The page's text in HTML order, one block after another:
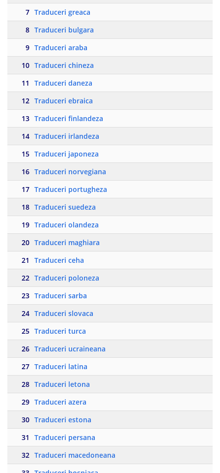
7 Traduceri greaca
8 Traduceri bulgara
9 Traduceri araba
10 Traduceri chineza
11
Traduceri daneza
12 Traduceri ebraica
13 Traduceri finlandeza
14 Traduceri irlandeza
15 Traduceri japoneza
16 Traduceri norvegiana
17 Traduceri portugheza
18 Traduceri suedeza
19 Traduceri olandeza
20 Traduceri maghiara
21
Traduceri ceha
22 Traduceri poloneza
23 Traduceri sarba
24 Traduceri slovaca
25 Traduceri turca
26 Traduceri ucraineana
27 Traduceri latina
28 Traduceri letona
29 Traduceri azera
30 Traduceri estona
31
Traduceri persana
32 Traduceri macedoneana